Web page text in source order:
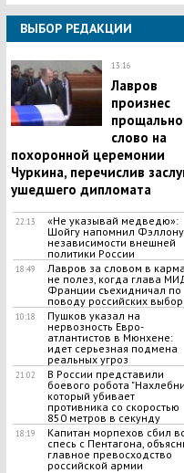
ВЫБОР РЕДАКЦИИ
13:16
Лавров
произнес
слово на
похоронной церемонии
Чуркина, перечислив
ушедшего дипломата
22:13
​«Не указывай медведю»:
Шойгу напомнил
независимости внешней
политики России
18:49
Лавров за словом в
не полез, когда глава
Франции съехидничал по
поводу российских
10:18
Пушков указал на
нервозность Евро-
атлантистов в Мюнхене:
идет серьезная подмена
реальных угроз
21:02
В России представили
боевого робота
который убивает
противника со скоростью
850 метров в секунду
18:19
Капитан морпехов сбил
спесь с Пентагона,
главное превосходство
российской армии